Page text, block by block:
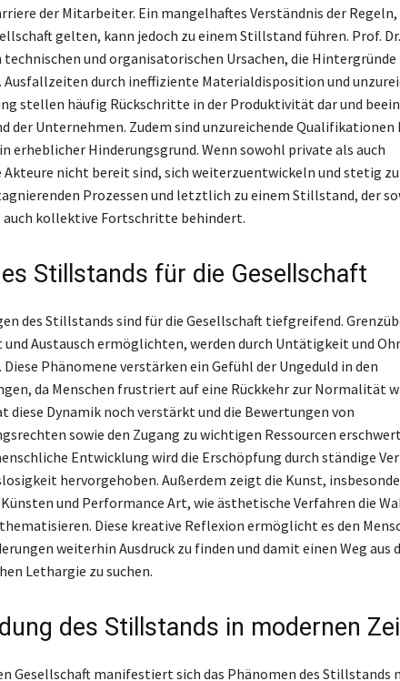
der Mitarbeiter. Ein mangelhaftes Verständnis der Regeln,
gelten, kann jedoch zu einem Stillstand führen. Prof.
und organisatorischen Ursachen, die Hintergründe
durch ineffiziente Materialdisposition und
stellen häufig Rückschritte in der Produktivität dar und
der Unternehmen. Zudem sind unzureichende Qualifikationen
erheblicher Hinderungsgrund. Wenn sowohl private als auch
nicht bereit sind, sich weiterzuentwickeln und stetig
Prozessen und letztlich zu einem Stillstand, der
auch kollektive Fortschritte behindert.
Stillstands für die Gesellschaft
des Stillstands sind für die Gesellschaft tiefgreifend.
Austausch ermöglichten, werden durch Untätigkeit und
Phänomene verstärken ein Gefühl der Ungeduld in den
da Menschen frustriert auf eine Rückkehr zur Normalität
diese Dynamik noch verstärkt und die Bewertungen von
sowie den Zugang zu wichtigen Ressourcen
Entwicklung wird die Erschöpfung durch ständige
hervorgehoben. Außerdem zeigt die Kunst,
und Performance Art, wie ästhetische Verfahren die
Diese kreative Reflexion ermöglicht es den
weiterhin Ausdruck zu finden und damit einen Weg aus
Lethargie zu suchen.
des Stillstands in modernen
Gesellschaft manifestiert sich das Phänomen des Stillstands